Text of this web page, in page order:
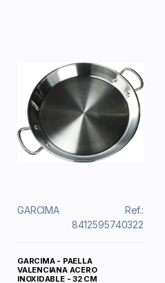
GARCIMA
Ref.:
8412595740322
GARCIMA - PAELLA
VALENCIANA ACERO
INOXIDABLE - 32 CM